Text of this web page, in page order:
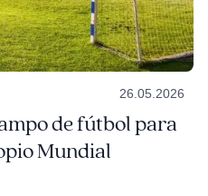
26.05.2026
de fútbol para
Mundial